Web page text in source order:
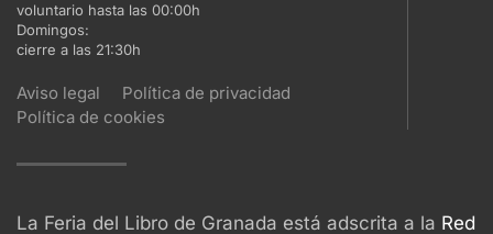
voluntario hasta las 00:00h
Domingos:
cierre a las 21:30h
Aviso legal
Política de privacidad
Política de cookies
La Feria del Libro de Granada está adscrita a la Red